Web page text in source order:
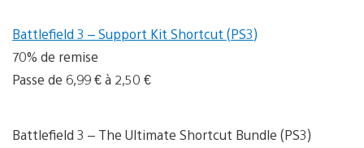
Battlefield 3 – Support Kit Shortcut (PS3)
70% de remise
Passe de 6,99 € à 2,50 €
Battlefield 3 – The Ultimate Shortcut Bundle (PS3)